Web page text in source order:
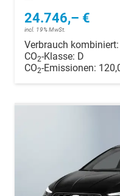
24.746,– €
incl. 19% MwSt.
Verbrauch kombiniert:
CO2-Klasse: D
CO2-Emissionen: